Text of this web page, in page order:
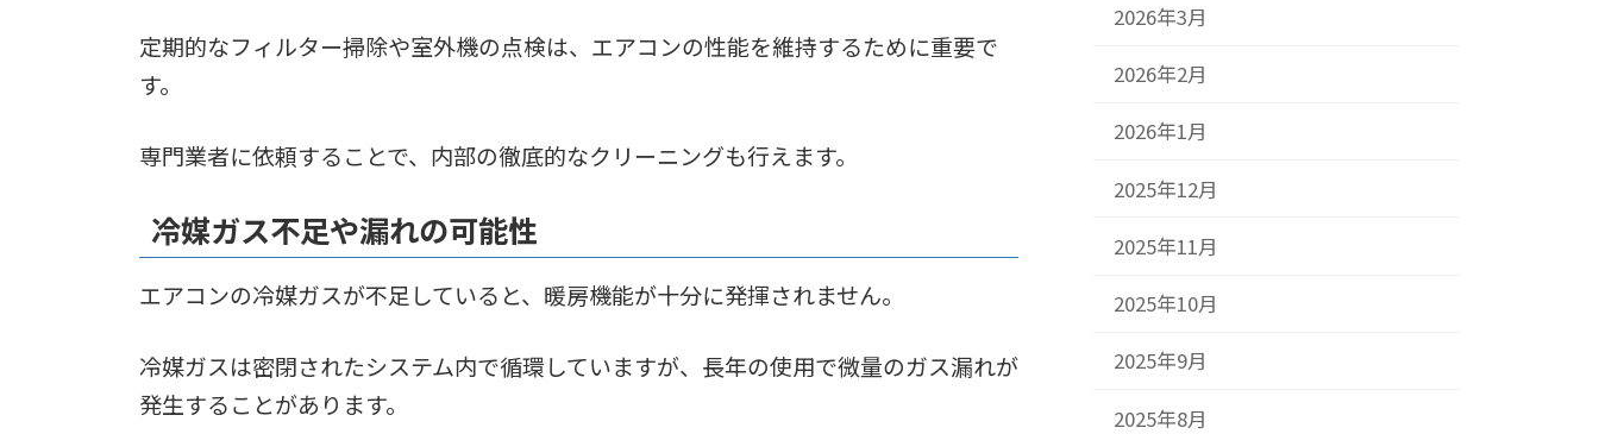
定期的なフィルター掃除や室外機の点検は、エアコンの性能を維持するために重要で
す。
専門業者に依頼することで、内部の徹底的なクリーニングも行えます。
冷媒ガス不足や漏れの可能性
エアコンの冷媒ガスが不足していると、暖房機能が十分に発揮されません。
冷媒ガスは密閉されたシステム内で循環していますが、長年の使用で微量のガス漏れが
発生することがあります。
2026年3月
2026年2月
2026年1月
2025年12月
2025年11月
2025年10月
2025年9月
2025年8月